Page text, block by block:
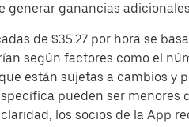
generar ganancias
de $35.27 por hora se
según factores como el
están sujetas a cambios y
pueden ser menores
los socios de la App